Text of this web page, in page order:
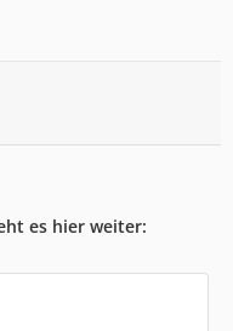
es hier weiter: